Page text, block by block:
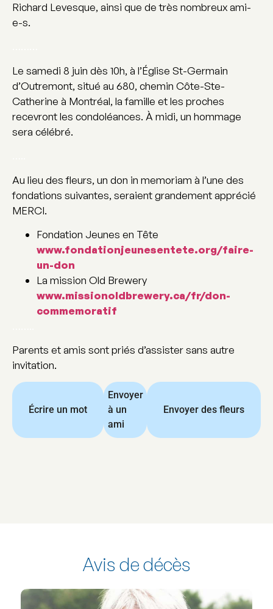
Richard Levesque, ainsi que de très nombreux ami-
e-s.
Le samedi 8 juin dès 10h, à l’Église St-Germain
d’Outremont, situé au 680, chemin Côte-Ste-
Catherine à Montréal, la famille et les proches
recevront les condoléances. À midi, un hommage
sera célébré.
Au lieu des fleurs, un don in memoriam à l’une des
fondations suivantes, seraient grandement apprécié
MERCI.
Fondation Jeunes en Tête
www.fondationjeunesentete.org/faire-
un-don
La mission Old Brewery
www.missionoldbrewery.ca/fr/don-
commemoratif
Parents et amis sont priés d’assister sans autre
invitation.
Écrire un mot
Envoyer
à un
ami
Envoyer des fleurs
Avis de décès